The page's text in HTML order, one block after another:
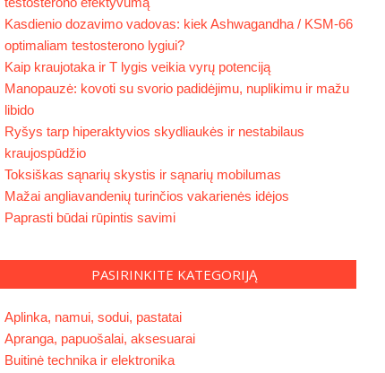
Kasdienio dozavimo vadovas: kiek Ashwagandha / KSM-66
optimaliam testosterono lygiui?
Kaip kraujotaka ir T lygis veikia vyrų potenciją
Manopauzė: kovoti su svorio padidėjimu, nuplikimu ir mažu
libido
Ryšys tarp hiperaktyvios skydliaukės ir nestabilaus
kraujospūdžio
Toksiškas sąnarių skystis ir sąnarių mobilumas
Mažai angliavandenių turinčios vakarienės idėjos
Paprasti būdai rūpintis savimi
PASIRINKITE KATEGORIJĄ
Aplinka, namui, sodui, pastatai
Apranga, papuošalai, aksesuarai
Buitinė technika ir elektronika